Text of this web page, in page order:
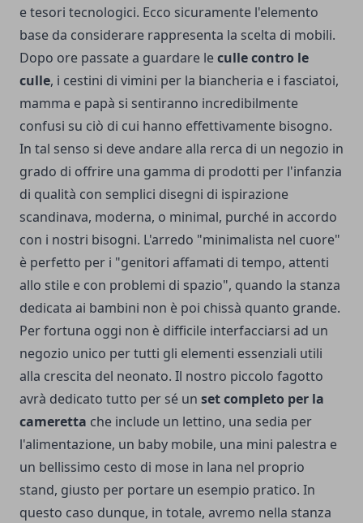
e tesori tecnologici. Ecco sicuramente l'elemento
base da considerare rappresenta la scelta di mobili.
Dopo ore passate a guardare leculle contro le
culle, i cestini di vimini per la biancheria e i fasciatoi,
mamma e papà si sentiranno incredibilmente
confusi su ciò di cui hanno effettivamente bisogno.
In tal senso si deve andare alla rerca di un negozio in
grado di offrire una gamma di prodotti per l'infanzia
di qualità con semplici disegni di ispirazione
scandinava, moderna, o minimal, purché in accordo
con i nostri bisogni. L'arredo "minimalista nel cuore"
è perfetto per i "genitori affamati di tempo, attenti
allo stile e con problemi di spazio", quando la stanza
dedicata ai bambini non è poi chissà quanto grande.
Per fortuna oggi non è difficile interfacciarsi ad un
negozio unico per tutti gli elementi essenziali utili
alla crescita del neonato. Il nostro piccolo fagotto
avrà dedicato tutto per sé un set completo per la
cameretta che include un lettino, una sedia per
l'alimentazione, un baby mobile, una mini palestra e
un bellissimo cesto di mose in lana nel proprio
stand, giusto per portare un esempio pratico. In
questo caso dunque, in totale, avremo nella stanza